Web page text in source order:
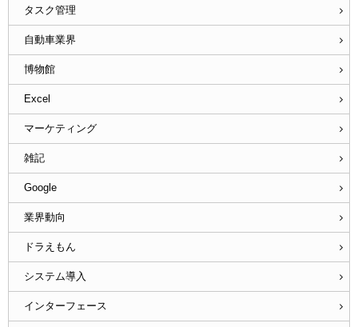
タスク管理
自動車業界
博物館
Excel
マーケティング
雑記
Google
業界動向
ドラえもん
システム導入
インターフェース